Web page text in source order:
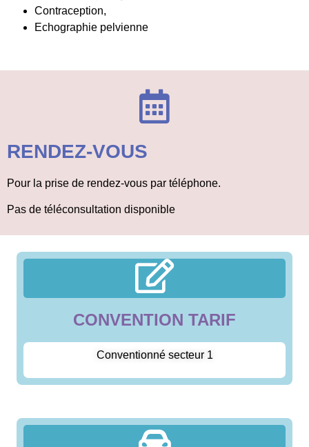
Contraception,
Echographie pelvienne
RENDEZ-VOUS
Pour la prise de rendez-vous par téléphone.
Pas de téléconsultation disponible
CONVENTION TARIF
Conventionné secteur 1